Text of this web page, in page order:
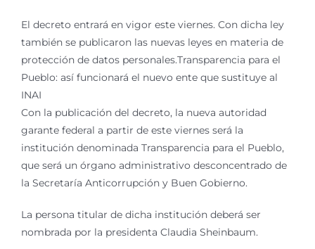
El decreto entrará en vigor este viernes. Con dicha ley
también se publicaron las nuevas leyes en materia de
protección de datos personales.Transparencia para el
Pueblo: así funcionará el nuevo ente que sustituye al
INAI
Con la publicación del decreto, la nueva autoridad
garante federal a partir de este viernes será la
institución denominada Transparencia para el Pueblo,
que será un órgano administrativo desconcentrado de
la Secretaría Anticorrupción y Buen Gobierno.
La persona titular de dicha institución deberá ser
nombrada por la presidenta Claudia Sheinbaum.